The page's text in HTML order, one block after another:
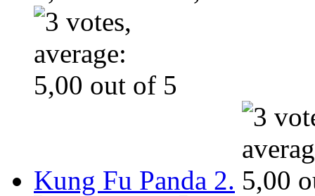
Kung Fu Panda 2.